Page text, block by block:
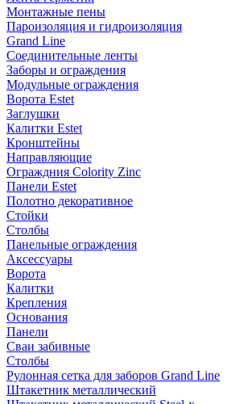
Монтажные пены
Пароизоляция и гидроизоляция
Grand Line
Соединительные ленты
Заборы и ограждения
Модульные ограждения
Ворота Estet
Заглушки
Калитки Estet
Кронштейны
Направляющие
Ограждния Colority Zinc
Панели Estet
Полотно декоративное
Стойки
Столбы
Панельные ограждения
Аксессуары
Ворота
Калитки
Крепления
Основания
Панели
Сваи забивные
Столбы
Рулонная сетка для заборов Grand Line
Штакетник металлический